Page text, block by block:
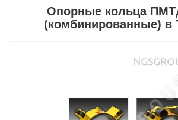
Опорные кольца
(комбинированные) в